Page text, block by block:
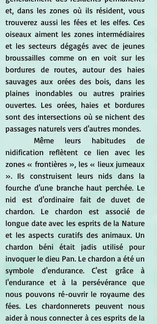
et, dans les zones où ils résident, vous
trouverez aussi les fées et les elfes. Ces
oiseaux aiment les zones intermédiaires
et les secteurs dégagés avec de jeunes
broussailles comme on en voit sur les
bordures de routes, autour des haies
sauvages aux orées des bois, dans les
plaines inondables ou autres prairies
ouvertes. Les orées, haies et bordures
sont des intersections où se nichent des
passages naturels vers d'autres mondes.
nidification reflètent ce lien avec les
zones « frontières », les « lieux jumeaux
». Ils construisent leurs nids dans la
fourche d'une branche haut perchée. Le
nid est d'ordinaire fait de duvet de
chardon. Le chardon est associé de
longue date avec les esprits de la Nature
et les aspects curatifs des animaux. Un
chardon béni était jadis utilisé pour
invoquer le dieu Pan. Le chardon a été un
symbole d'endurance. C'est grâce à
l'endurance et à la persévérance que
nous pouvons ré-ouvrir le royaume des
fées. Les chardonnerets peuvent nous
aider à nous connecter à ces esprits de la